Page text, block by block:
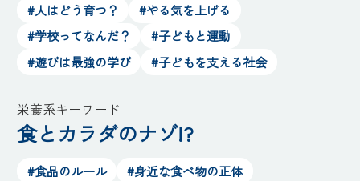
#人はどう育つ？
#やる気を上げる
#学校ってなんだ？
#子どもと運動
#遊びは最強の学び
#子どもを支える社会
栄養系キーワード
食とカラダのナゾ!?
#食品のルール
#身近な食べ物の正体